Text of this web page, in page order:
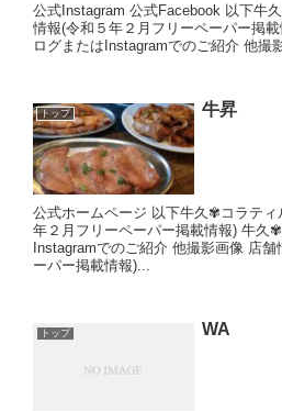
公式Instagram 公式Facebook 以下牛
情報(令和５年２月フリーペーパー掲
ログまたはInstagramでのご紹介 他撮
トップ 牛昇
公式ホームページ 以下牛久✾コラティ
年２月フリーペーパー掲載情報) 牛久
Instagramでのご紹介 他撮影画像 店
ーパー掲載情報)...
トップ WA